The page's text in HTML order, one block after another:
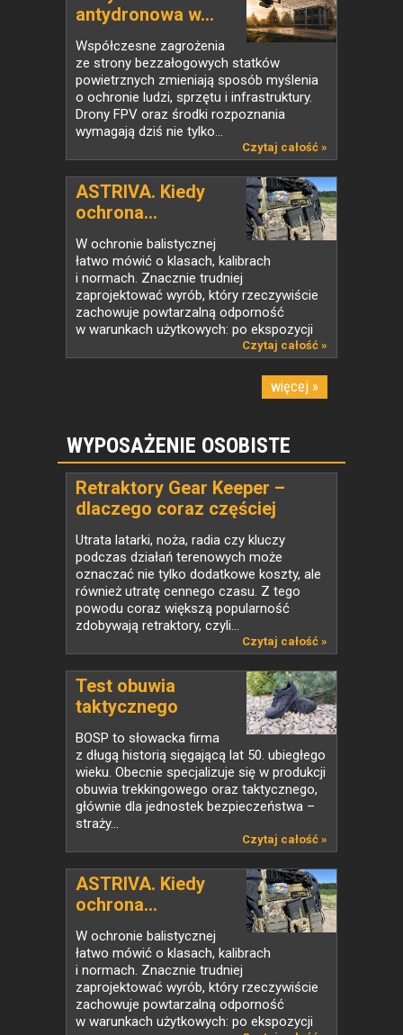
antydronowa w...
Współczesne zagrożenia
ze strony bezzałogowych statków
powietrznych zmieniają sposób myślenia
o ochronie ludzi, sprzętu i infrastruktury.
Drony FPV oraz środki rozpoznania
wymagają dziś nie tylko...
Czytaj całość »
ASTRIVA. Kiedy
ochrona...
W ochronie balistycznej
łatwo mówić o klasach, kalibrach
i normach. Znacznie trudniej
zaprojektować wyrób, który rzeczywiście
zachowuje powtarzalną odporność
w warunkach użytkowych: po ekspozycji
Czytaj całość »
więcej »
WYPOSAŻENIE OSOBISTE
Retraktory Gear Keeper –
dlaczego coraz częściej
zastępują klasyczne smycze
taktyczne?
Utrata latarki, noża, radia czy kluczy
podczas działań terenowych może
oznaczać nie tylko dodatkowe koszty, ale
również utratę cennego czasu. Z tego
powodu coraz większą popularność
zdobywają retraktory, czyli...
Czytaj całość »
Test obuwia
taktycznego
BOSP...
BOSP to słowacka firma
z długą historią sięgającą lat 50. ubiegłego
wieku. Obecnie specjalizuje się w produkcji
obuwia trekkingowego oraz taktycznego,
głównie dla jednostek bezpieczeństwa –
straży...
Czytaj całość »
ASTRIVA. Kiedy
ochrona...
W ochronie balistycznej
łatwo mówić o klasach, kalibrach
i normach. Znacznie trudniej
zaprojektować wyrób, który rzeczywiście
zachowuje powtarzalną odporność
w warunkach użytkowych: po ekspozycji